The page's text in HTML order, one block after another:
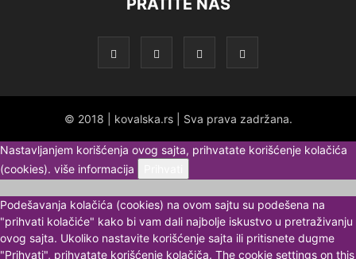
PRATITE NAS
© 2018 | kovalska.rs | Sva prava zadržana.
Nastavljanjem korišćenja ovog sajta, prihvatate korišćenje kolačića
(cookies). više informacija
Podešavanja kolačića (cookies) na ovom sajtu su podešena na
"prihvati kolačiće" kako bi vam dali najbolje iskustvo u pretraživanju
ovog sajta. Ukoliko nastavite korišćenje sajta ili pritisnete dugme
"Prihvati", prihvatate korišćenje kolačiča. The cookie settings on this